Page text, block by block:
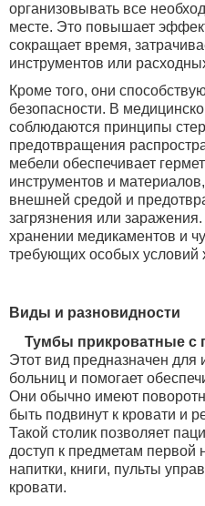
организовывать все
месте. Это повышает
сокращает время,
инструментов или
Кроме того, они
безопасности. В
соблюдаются принципы
предотвращения
мебели обеспечивает
инструментов и
внешней средой и
загрязнения или
хранении медикаментов и
требующих особых условий
Виды и разновидности
Тумбы прикроватные с
Этот вид предназначен для
больниц и помогает
Они обычно имеют
быть подвинут к кровати и
Такой столик позволяет
доступ к предметам первой
напитки, книги, пульты
кровати.